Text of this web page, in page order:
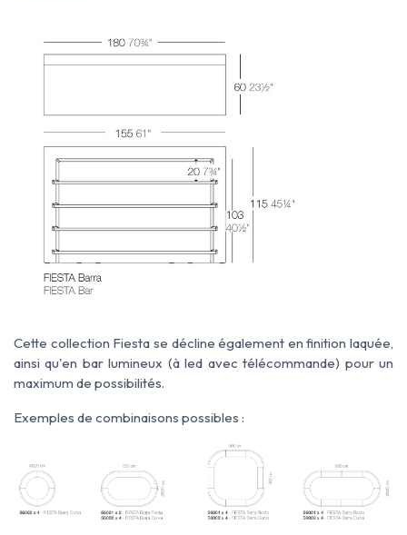
Cette collection Fiesta se décline également en finition laquée,
ainsi qu'en bar lumineux (à led avec télécommande) pour un
maximum de possibilités.
Exemples de combinaisons possibles :